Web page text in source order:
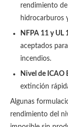
rendimiento
hidrocarburos
NFPA 11 y UL
aceptados
incendios.
Nivel de ICAO
extinción
Algunas
rendimiento del